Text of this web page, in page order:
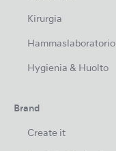
Kirurgia
Hammaslaboratorio
Hygienia & Huolto
Brand
Create it